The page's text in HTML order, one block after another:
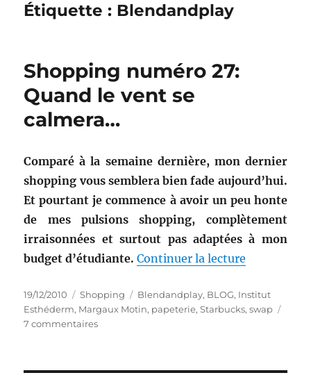
Étiquette : Blendandplay
Shopping numéro 27:
Quand le vent se
calmera…
Comparé à la semaine dernière, mon dernier
shopping vous semblera bien fade aujourd’hui.
Et pourtant je commence à avoir un peu honte
de mes pulsions shopping, complètement
irraisonnées et surtout pas adaptées à mon
budget d’étudiante. Continuer la lecture
Publié
le
19/12/2010 Catégories
Shopping Étiquettes
Blendandplay, BLOG, Institut
Esthéderm, Margaux Motin, papeterie,Starbucks,swap
7 commentairessur